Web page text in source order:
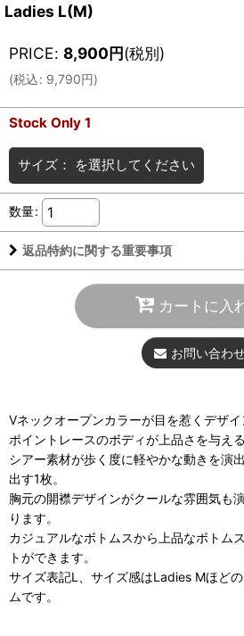
Ladies L(M)
PRICE: 8,900円(税別)
(税込: 9,790円)
Stock Only 1
サイズ： を選択してください
数量:
返品特約に関する重要事項
カートに入
お問い合わ
Vネックオープンカラーが目を惹くデザイ
ポイントレースのボディが上品さを与える
シアー素材が歩く度に軽やかな動きを演
出す1枚。
胸元の開襟デザインがクールな雰囲気も
ります。
カジュアルなボトムスから上品なボトム
トができます。
サイズ表記L、サイズ感はLadies Mほど
ムです。